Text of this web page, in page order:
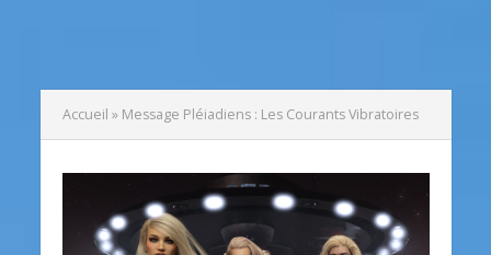
Accueil » Message Pléiadiens : Les Courants Vibratoires